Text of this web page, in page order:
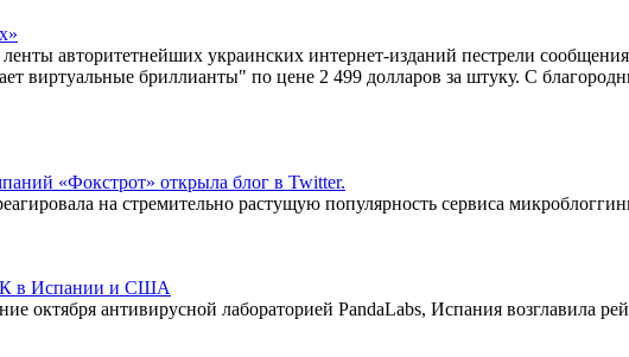
авторитетнейших украинских интернет-изданий пестрели
виртуальные бриллианты" по цене 2 499 долларов за штуку. С
«Фокстрот» открыла блог в Twitter.
на стремительно растущую популярность сервиса
в Испании и США
октября антивирусной лабораторией PandaLabs, Испания возглавила